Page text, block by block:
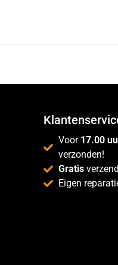
Voor 17.00
verzonden!
Gratis
Eigen